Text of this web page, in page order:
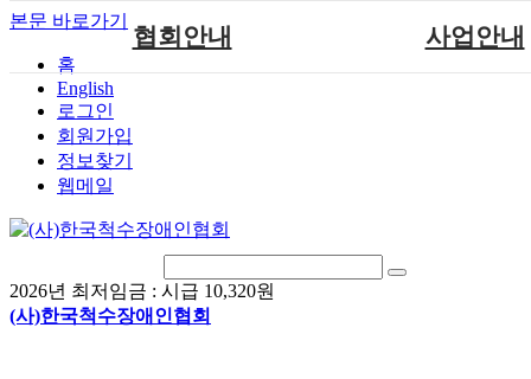
본문 바로가기
홈
English
로그인
회원가입
정보찾기
웹메일
2026년 최저임금 : 시급 10,320원
(사)한국척수장애인협회
협회안내
척수장애란?
찾아오시는길
사업안내
국제 교류/개발 협